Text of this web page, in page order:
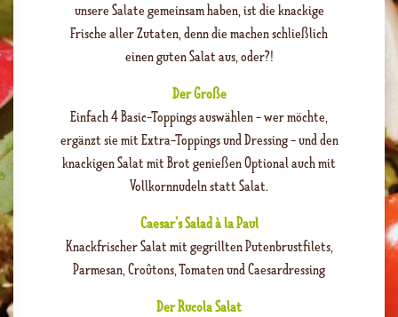
unsere Salate gemeinsam haben, ist die knackige
Frische aller Zutaten, denn die machen schließlich
einen guten Salat aus, oder?!
Der Große
Einfach 4 Basic-Toppings auswählen - wer möchte,
ergänzt sie mit Extra-Toppings und Dressing - und den
knackigen Salat mit Brot genießen Optional auch mit
Vollkornnudeln statt Salat.
Caesar’s Salad à la Paul
Knackfrischer Salat mit gegrillten Putenbrustfilets,
Parmesan, Croûtons, Tomaten und Caesardressing
Der Rucola Salat